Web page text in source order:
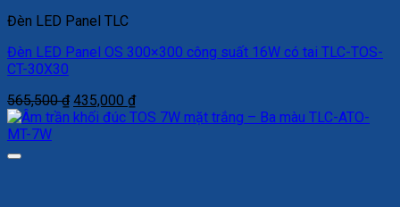
Đèn LED Panel TLC
Đèn LED Panel OS 300×300 công suất 16W có tai TLC-TOS-
CT-30X30
565,500₫ Giá
gốc
435,000 ₫Giá
hiện